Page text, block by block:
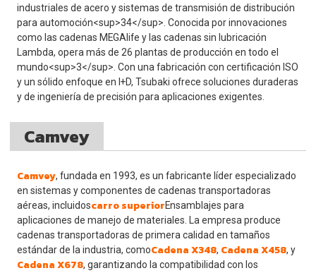
industriales de acero y sistemas de transmisión de distribución
para automoción<sup>34</sup>. Conocida por innovaciones
como las cadenas MEGAlife y las cadenas sin lubricación
Lambda, opera más de 26 plantas de producción en todo el
mundo<sup>3</sup>. Con una fabricación con certificación ISO
y un sólido enfoque en I+D, Tsubaki ofrece soluciones duraderas
y de ingeniería de precisión para aplicaciones exigentes.
Camvey
Camvey, fundada en 1993, es un fabricante líder especializado
en sistemas y componentes de cadenas transportadoras
aéreas, incluidoscarro superiorEnsamblajes para
aplicaciones de manejo de materiales. La empresa produce
cadenas transportadoras de primera calidad en tamaños
estándar de la industria, comoCadena X348, Cadena X458, y
Cadena X678, garantizando la compatibilidad con los